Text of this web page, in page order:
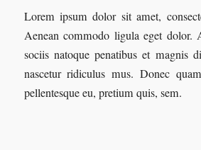
Lorem ipsum dolor sit amet,
Aenean commodo ligula eget dolor.
sociis natoque penatibus et magnis
nascetur ridiculus mus. Donec
pellentesque eu, pretium quis, sem.